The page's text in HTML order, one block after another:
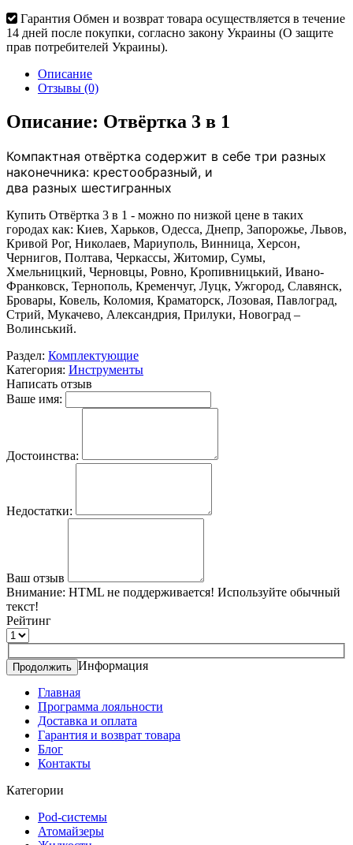
Гарантия Обмен и возврат товара осуществляется в течение
14 дней после покупки, согласно закону Украины (О защите
прав потребителей Украины).
Описание
Отзывы (0)
Описание: Отвёртка 3 в 1
Компактная отвёртка содержит в себе три разных
наконечника: крестообразный, и
два разных шестигранных
Купить Отвёртка 3 в 1 - можно по низкой цене в таких
городах как: Киев, Харьков, Одесса, Днепр, Запорожье, Львов,
Кривой Рог, Николаев, Мариуполь, Винница, Херсон,
Чернигов, Полтава, Черкассы, Житомир, Сумы,
Хмельницкий, Черновцы, Ровно, Кропивницький, Ивано-
Франковск, Тернополь, Кременчуг, Луцк, Ужгород, Славянск,
Бровары, Ковель, Коломия, Краматорск, Лозовая, Павлоград,
Стрий, Мукачево, Александрия, Прилуки, Новоград –
Волинський.
Раздел: Комплектующие
Категория: Инструменты
Написать отзыв
Ваше имя:
Достоинства:
Недостатки:
Ваш отзыв
Внимание: HTML не поддерживается! Используйте обычный
текст!
Рейтинг
Продолжить Информация
Главная
Программа лояльности
Доставка и оплата
Гарантия и возврат товара
Блог
Контакты
Категории
Pod-системы
Атомайзеры